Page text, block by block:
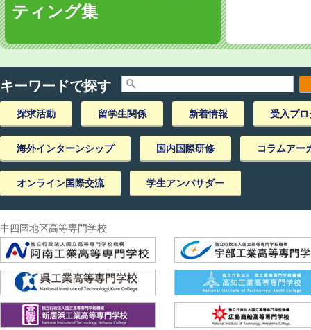
ティング集
キーワードで探す
探求活動 留学生関係 新着情報 受入プ
海外インターンシップ 国内国際研修 コラムアー
オンライン国際交流 学生アンバサダー
中四国地区高等専門学校